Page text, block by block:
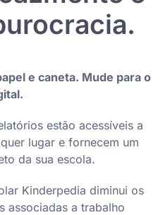
e caneta. Mude para o
estão acessíveis a
lugar e fornecem um
da sua escola.
Kinderpedia diminui os
associadas a trabalho